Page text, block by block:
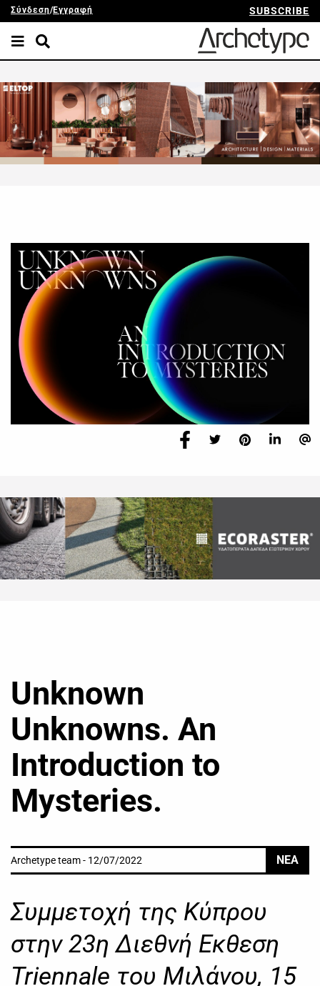
Σύνδεση/Εγγραφή SUBSCRIBE
Unknown
Unknowns. An
Introduction to
Mysteries.
Archetype team - 12/07/2022 ΝΕΑ
Συμμετοχή της Κύπρου
στην 23η Διεθνή Εκθεση
Triennale του Μιλάνου, 15